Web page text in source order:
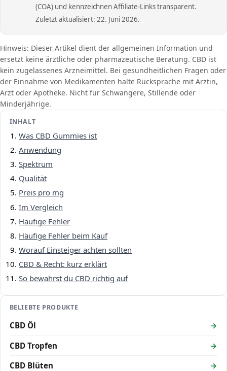
(COA) und kennzeichnen Affiliate-Links transparent.
Zuletzt aktualisiert: 22. Juni 2026.
Hinweis: Dieser Artikel dient der allgemeinen Information und
ersetzt keine ärztliche oder pharmazeutische Beratung. CBD ist
kein zugelassenes Arzneimittel. Bei gesundheitlichen Fragen oder
der Einnahme von Medikamenten halte Rücksprache mit Ärztin,
Arzt oder Apotheke. Nicht für Schwangere, Stillende oder
Minderjährige.
INHALT
Was CBD Gummies ist
Anwendung
Spektrum
Qualität
Preis pro mg
Im Vergleich
Häufige Fehler
Häufige Fehler beim Kauf
Worauf Einsteiger achten sollten
CBD & Recht: kurz erklärt
So bewahrst du CBD richtig auf
BELIEBTE PRODUKTE
CBD Öl
CBD Tropfen
CBD Blüten